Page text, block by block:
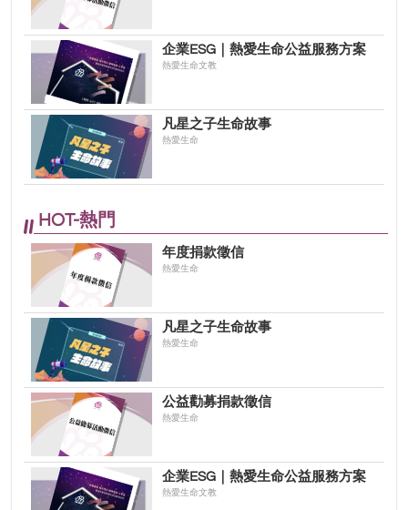
企業ESG｜熱愛生命公益服務方案
熱愛生命文教
凡星之子生命故事
熱愛生命
HOT-熱門
年度捐款徵信
熱愛生命
凡星之子生命故事
熱愛生命
公益勸募捐款徵信
熱愛生命
企業ESG｜熱愛生命公益服務方案
熱愛生命文教